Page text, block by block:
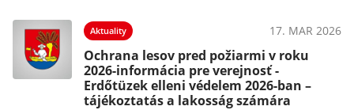
Aktuality 17. MAR 2026
Ochrana lesov pred požiarmi v roku
2026-informácia pre verejnosť -
Erdőtüzek elleni védelem 2026-ban –
tájékoztatás a lakosság számára